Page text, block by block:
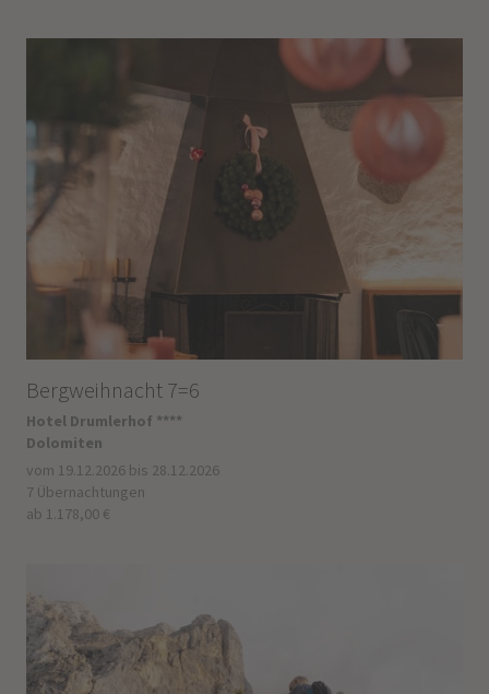
Bergweihnacht 7=6
Hotel Drumlerhof ****
Dolomiten
vom 19.12.2026 bis 28.12.2026
7 Übernachtungen
ab 1.178,00 €